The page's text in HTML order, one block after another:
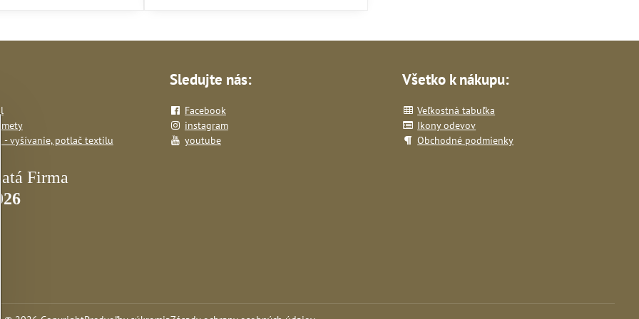
- vyšívanie, potlač textilu
Sledujte nás:
Facebook
instagram
youtube
Všetko k nákupu:
Veľkostná tabuľka
Ikony odevov
Obchodné podmienky